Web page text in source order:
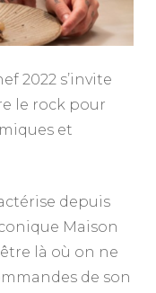
2022 s’invite
le rock pour
et
depuis
Maison
être là où on ne
de son